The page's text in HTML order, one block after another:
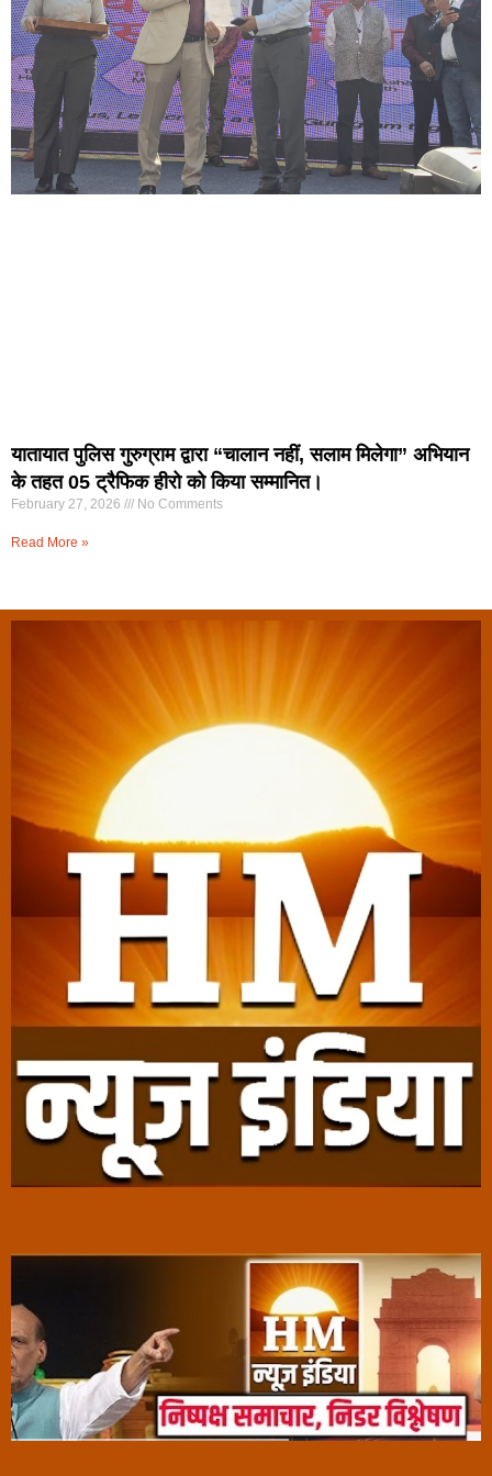
यातायात पुलिस गुरुग्राम द्वारा “चालान नहीं, सलाम मिलेगा” अभियान
के तहत 05 ट्रैफिक हीरो को किया सम्मानित।
February 27, 2026 No Comments
Read More »